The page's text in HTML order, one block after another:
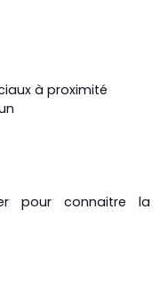
à proximité
pour connaitre la